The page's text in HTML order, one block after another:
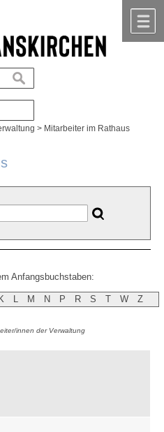
suchen
> Mitarbeiter im Rathaus
Anfangsbuchstaben:
K L M N P R S T W Z
innen der Verwaltung